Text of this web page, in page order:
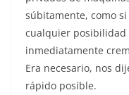
súbitamente, como
cualquier posibilidad
inmediatamente
Era necesario, nos
rápido posible.